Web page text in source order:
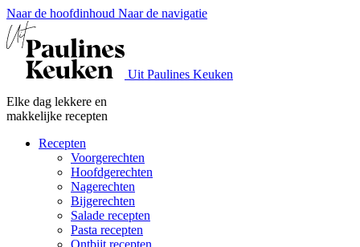
Naar de hoofdinhoud Naar de navigatie
Uit Paulines Keuken
Elke dag lekkere en
makkelijke recepten
Recepten
Voorgerechten
Hoofdgerechten
Nagerechten
Bijgerechten
Salade recepten
Pasta recepten
Ontbijt recepten